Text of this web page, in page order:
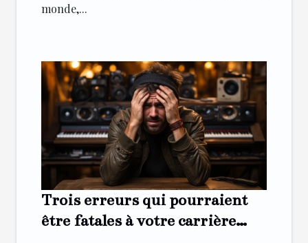
monde,...
Trois erreurs qui pourraient
être fatales à votre carrière